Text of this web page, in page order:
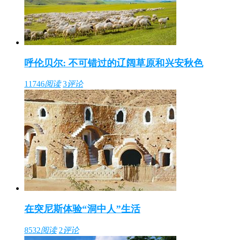
呼伦贝尔: 不可错过的辽阔草原和兴安秋色
11746阅读 3评论
在突尼斯体验“洞中人”生活
8532阅读 2评论